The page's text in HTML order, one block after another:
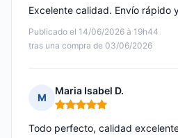
Publicado el 14/06/2026 à 19h44
tras una compra de 03/06/2026
Excelente calidad. Envío rápido
M
Maria Isabel D.
Nota: 5 de 5
Todo perfecto, calidad